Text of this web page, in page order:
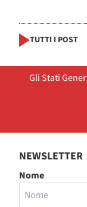
TUTTI I POST
Gli Stati
NEWSLETTER
Nome